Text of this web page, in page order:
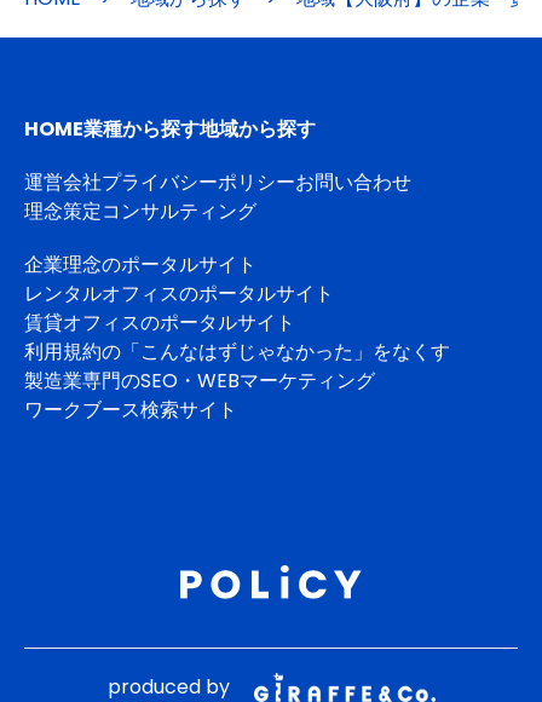
HOME業種から探す地域から探す
運営会社プライバシーポリシーお問い合わせ
理念策定コンサルティング
企業理念のポータルサイト
レンタルオフィスのポータルサイト
賃貸オフィスのポータルサイト
利用規約の「こんなはずじゃなかった」をなくす
製造業専門のSEO・WEBマーケティング
ワークブース検索サイト
produced by